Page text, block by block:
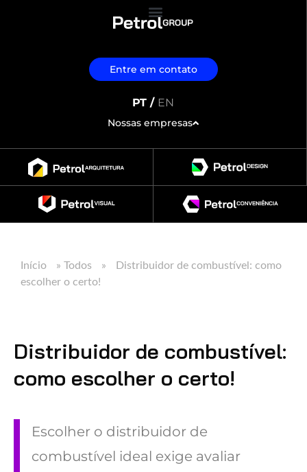
Entre em contato
PT / EN
Nossas empresas
Início » Todos »
Distribuidor de combustível: como
escolher o certo!
Distribuidor de combustível:
como escolher o certo!
Escolher o distribuidor de
combustível ideal exige avaliar